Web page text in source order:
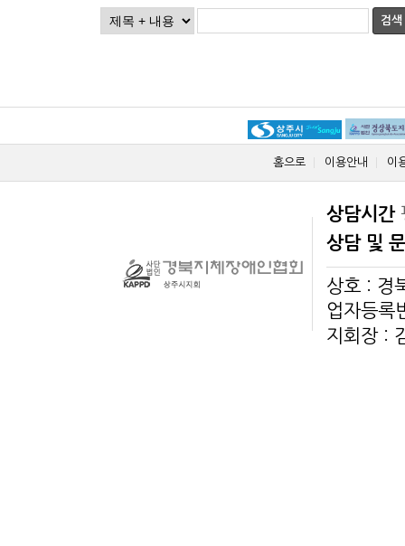
검색
홈으로 이용안내 이
상담시간
상담 및
상호 : 경
업자등
지회장 :